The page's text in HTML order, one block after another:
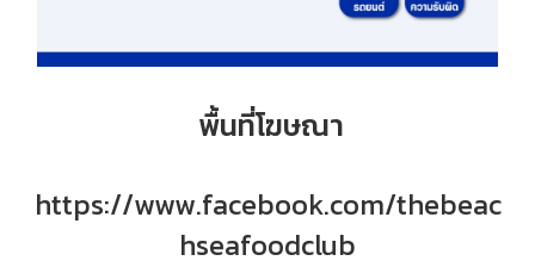
พื้นที่โฆษณา
https://www.facebook.com/thebeac
hseafoodclub